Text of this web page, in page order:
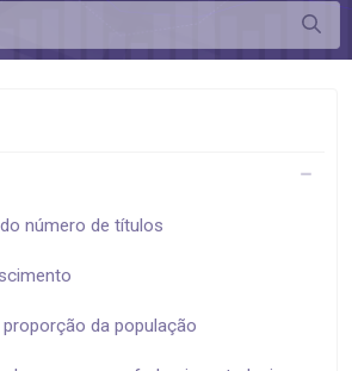
número de títulos
da população